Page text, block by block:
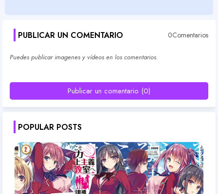
PUBLICAR UN COMENTARIO 0Comentarios
Puedes publicar imagenes y vídeos en los comentarios.
Publicar un comentario (0)
POPULAR POSTS